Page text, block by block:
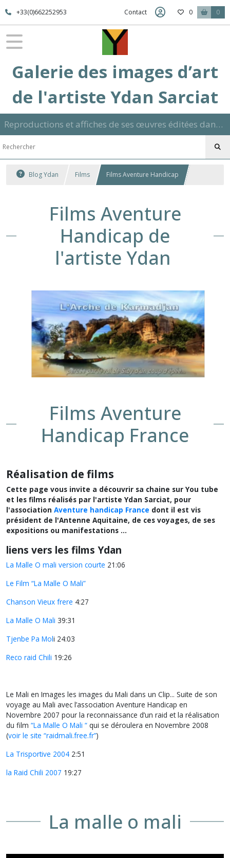
+33(0)662252953 Contact 0 0
Galerie des images d’art
de l'artiste Ydan Sarciat
Reproductions et affiches de ses œuvres éditées dans son atelier sur papier ou toile dans différents formats et signées manuscrite
Blog Ydan Films Films Aventure Handicap
Films Aventure
Handicap de
l'artiste Ydan
Films Aventure
Handicap France
Réalisation de films
Cette page vous invite a découvrir sa chaine sur You tube
et les films réalisés par l'artiste Ydan Sarciat, pour
l'association Aventure handicap France dont il est vis
président de l'Antenne Aquitaine, de ces voyages, de ses
expositions ou manifestations ...
liens vers les films Ydan
La Malle O mali version courte 21:06
Le Film “La Malle O Mali”
Chanson Vieux frere 4:27
La Malle O Mali 39:31
Tjenbe Pa Moli 24:03
Reco raid Chili 19:26
Le Mali en Images les images du Mali dans un Clip... Suite de son
voyage au Mali avec l’association Aventure Handicap en
Novembre 2007 pour la reconnaissance d’un raid et la réalisation
du film “La Malle O Mali “ qui se déroulera en Novembre 2008
(voir le site “raidmali.free.fr”)
La Trisportive 2004 2:51
la Raid Chili 2007 19:27
La malle o mali